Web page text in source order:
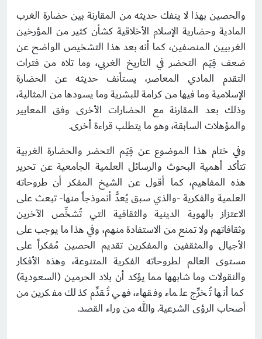
والحصين بهذا لا ينفك حديثه من المقارنة بين حضارة الغرب
المادية وحضارية الإسلام الأخلاقية كشأن كثير من المؤرخين
الغربيين المنصفين، كما أنه بعد هذا التشخيص الواضح عن
ضعف قِيَم التحضر في التاريخ الغربي، وما تلاه من فترات
التقدم المادي المعاصر، يستأنف حديثه عن الحضارة
الإسلامية وما فيها من كرامة للبشرية وما يسودها من المثالية،
وذلك بعد المقارنة مع الحضارات الأخرى وفق المعايير
والمؤهلات السابقة، وهو ما يتطلب قراءة أخرى.
وفي ختام هذا الموضوع عن قِيَم التحضر والحضارة الغربية
تتأكد أهمية البحوث والرسائل العلمية الجامعية عن تحرير
هذه المفاهيم، كما أقول عن الشيخ المفكر أن طروحاته
العلمية والفكرية -والذي سبق يُعدُّ أنموذجاً منها- تبعث على
الاعتزاز بالهوية الدينية والثقافية التي تُشخِّص الآخرين
وثقافاتهم ولا تمنع من الاستفادة منهم، وفي هذا ما يوجب على
الأجيال والمثقفين والمفكرين تقديم الحصين مُفكراً على
مستوى العالم لطروحاته الفكرية المتنوعة، وهذه الأفكار
والنقولات وما شابهها مما يؤكد أن بلاد الحرمين (السعودية)
كما أنها تُخرِّج علماء وفقهاء، فهي تُقدِّم كذلك مفكرين من
أصحاب الرؤى الشرعية. والله من وراء القصد.